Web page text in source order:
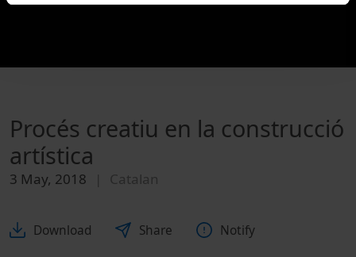
Procés creatiu en la construcció
artística
3 May, 2018 Catalan
Download Share Notify